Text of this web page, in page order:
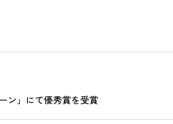
ン」にて優秀賞を受賞